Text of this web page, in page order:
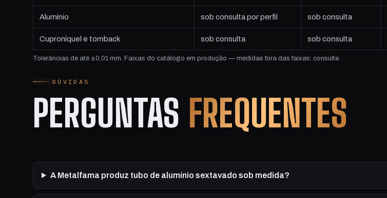
Alumínio sob consulta por perfil sob consulta
Cuproníquel e tomback sob consulta sob consulta
Tolerâncias de até ±0,01 mm. Faixas do catálogo em produção — medidas fora das faixas: consulte.
DÚVIDAS
PERGUNTAS FREQUENTES
A Metalfama produz tubo de alumínio sextavado sob medida?